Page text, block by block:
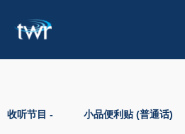
收听节目 - 小品便利贴 (普通话)